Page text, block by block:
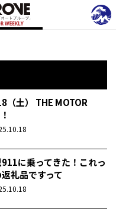
（土） THE MOTOR
911に乗ってきた！これっ
礼品ですって